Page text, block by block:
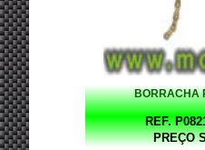
BORRACHA
REF.
PREÇO